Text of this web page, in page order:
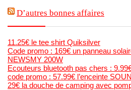
D’autres bonnes affaires
11.25€ le tee shirt Quiksilver
Code promo : 169€ un panneau
NEWSMY 200W
Ecouteurs bluetooth pas chers :
code promo : 57.99€ l’enceinte
29€ la douche de camping avec